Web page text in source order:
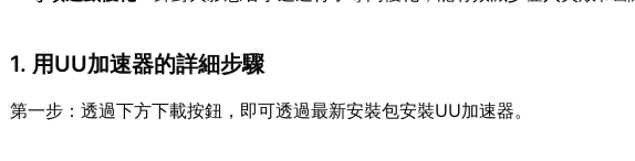
1. 用UU加速器的詳細步驟
第一步：透過下方下載按鈕，即可透過最新安裝包安裝UU加速器。